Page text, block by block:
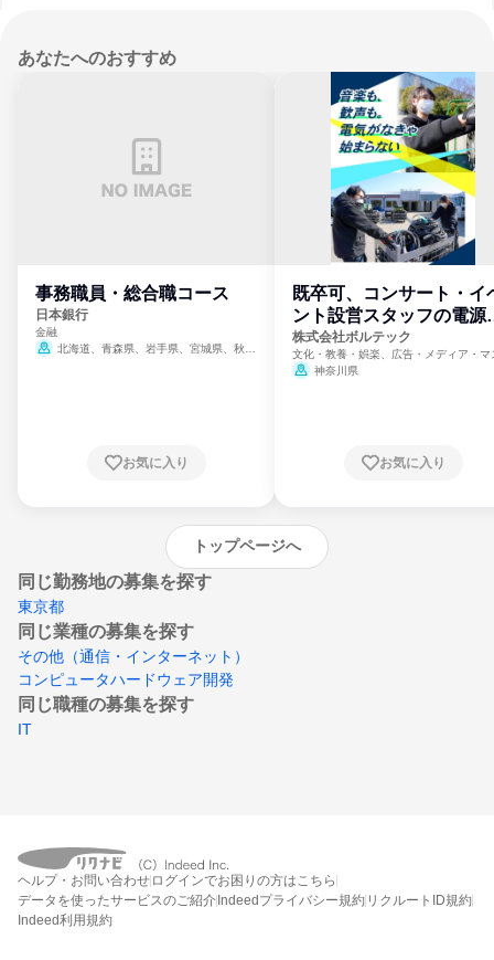
あなたへのおすすめ
事務職員・総合職コース
日本銀行
金融
北海道、青森県、岩手県、宮城県、秋田
崎県、熊本県、大分県、宮崎県、鹿児島県、
お気に入り
既卒可、コンサート・イ
ント設営スタッフの電源
門
株式会社ボルテック
文化・教養・娯楽、広告・メディア・マ
ミ、電力・ガス・水道・エネルギー
神奈川県
お気に入り
トップページへ
同じ勤務地の募集を探す
東京都
同じ業種の募集を探す
その他（通信・インターネット）
コンピュータハードウェア開発
同じ職種の募集を探す
IT
ヘルプ・お問い合わせ ログインでお困りの方はこちら
データを使ったサービスのご紹介Indeedプライバシー規約 リクルートID規約
Indeed利用規約